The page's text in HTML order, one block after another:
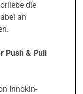
die
an
Push & Pull
Innokin-